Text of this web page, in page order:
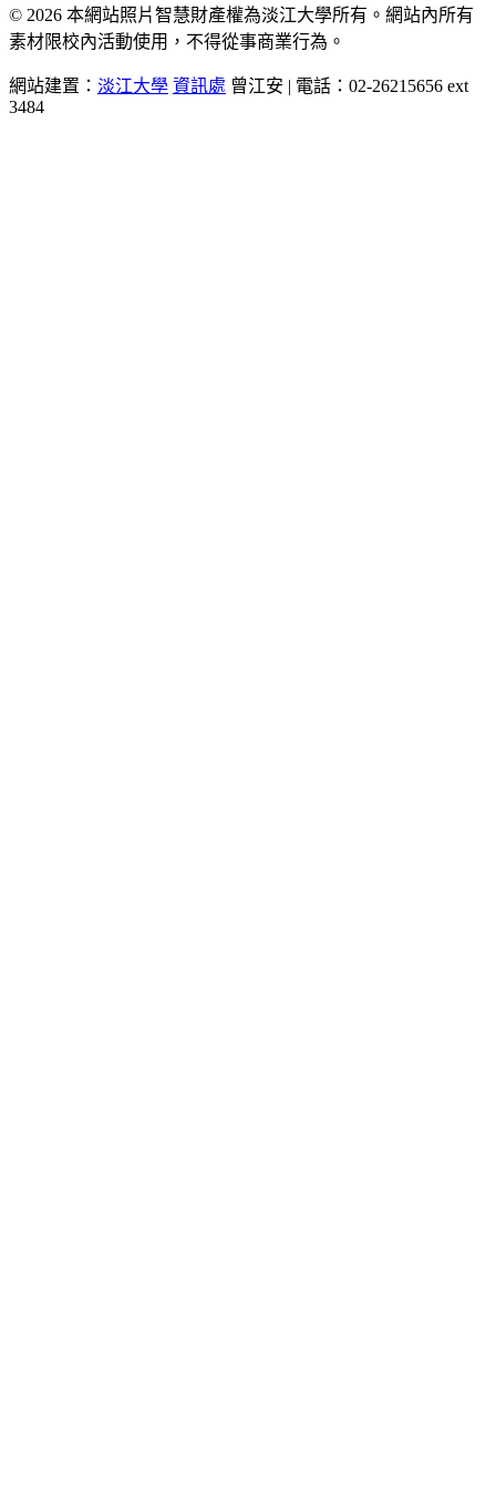
© 2026 本網站照片智慧財產權為淡江大學所有。網站內所有
素材限校內活動使用，不得從事商業行為。
網站建置： 淡江大學 資訊處 曾江安 | 電話：02-26215656 ext
3484